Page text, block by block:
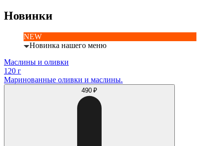
Новинки
NEW
Новинка нашего меню
Маслины и оливки
120 г
Маринованные оливки и маслины.
490 ₽